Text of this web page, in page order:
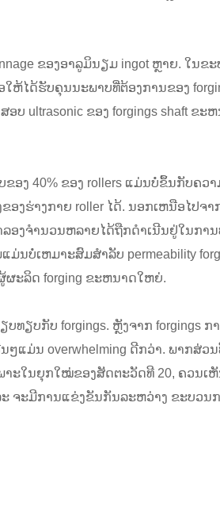
ຂອງອາລູມິນຽມ ingot ຫຼາຍ. ໃນຂ
ໄດ້ຮັບຄຸນນະພາບທີ່ຕ້ອງການຂອງ
ບ ultrasonic ຂອງ forgings shaft ຂະ
ອງ 40% ຂອງ rollers ແມ່ນບໍ່ຂຶ້ນກັບຄວາ
ງຮ່າງກາຍ roller ໄດ້. ນອກເຫນືອໄປຈາ
ອງຈໍານວນຫລາຍໄດ້ຖືກດໍາເນີນຢູ່ໃນກາ
ບໍ່ເຫມາະສົມສໍາລັບ permeability
ຜະລິດ forging ຂະຫນາດໃຫຍ່.
ຽບກັບ forgings. ຫຼັງຈາກ forgings ກ
ໆແມ່ນ overwhelming ດີກວ່າ. ພາກສ່ວ
ະໃນຍຸກໃໝ່ຂອງສັດຕະວັດທີ 20, ຄວນເ
ຈະມີການແຂ່ງຂັນກັນລະຫວ່າງ ຂະບວນ